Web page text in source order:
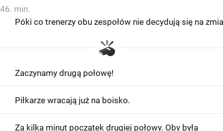
46. min.
Póki co trenerzy obu zespołów nie decydują się na
Zaczynamy drugą połowę!
Piłkarze wracają już na boisko.
Za kilka minut początek drugiej połowy. Oby była